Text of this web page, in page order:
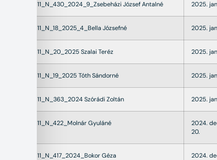
22011_N_430_2024_9_Zsebeházi József Antalné 2025.
22011_N_18_2025_4_Bella Józsefné 2025.
22011_N_20_2025 Szalai Teréz 2025.
22011_N_19_2025 Tóth Sándorné 2025.
22011_N_363_2024 Szórádi Zoltán 2025.
22011_N_422_Molnár Gyuláné
2024.
20.
22011_N_417_2024_Bokor Géza
2024.